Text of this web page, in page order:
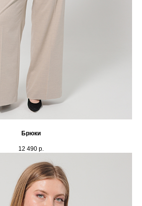
Брюки
12 490 р.